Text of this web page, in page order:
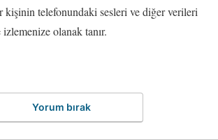
kişinin telefonundaki sesleri ve diğer verileri
olanak tanır.
Yorum bırak